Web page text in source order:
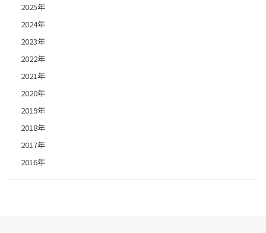
2025年
2024年
2023年
2022年
2021年
2020年
2019年
2018年
2017年
2016年